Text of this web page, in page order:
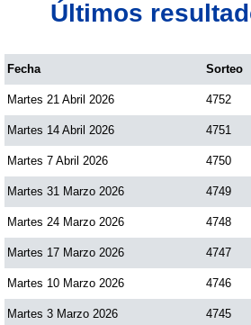
Últimos
Fecha Sorteo
Martes 21 Abril 2026 4752
Martes 14 Abril 2026 4751
Martes 7 Abril 2026 4750
Martes 31 Marzo 2026 4749
Martes 24 Marzo 2026 4748
Martes 17 Marzo 2026 4747
Martes 10 Marzo 2026 4746
Martes 3 Marzo 2026 4745